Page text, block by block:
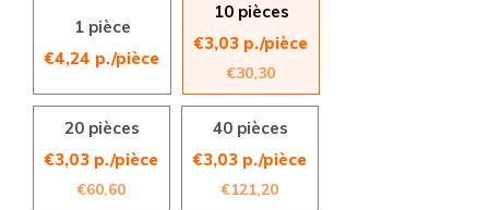
1 pièce
€4,24 p./pièce
10 pièces
€3,03 p./pièce
€30,30
20 pièces
€3,03 p./pièce
€60,60
40 pièces
€3,03 p./pièce
€121,20